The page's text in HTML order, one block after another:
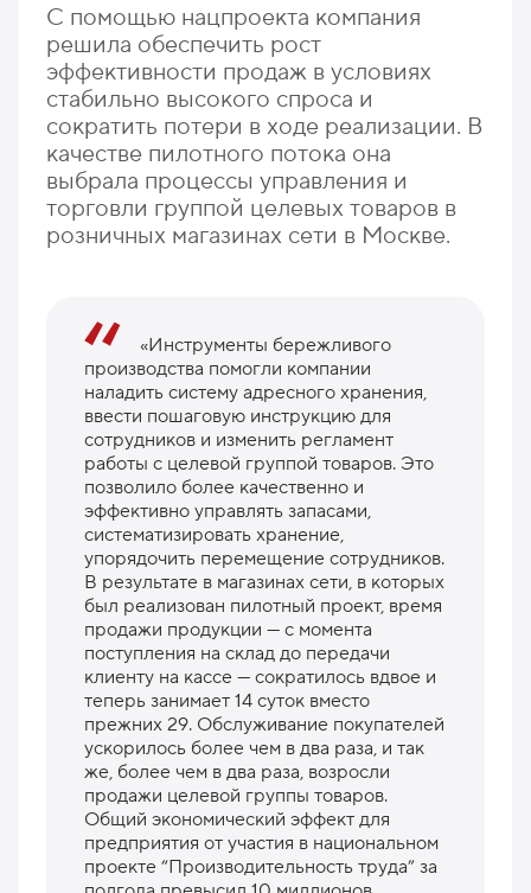
С помощью нацпроекта компания
решила обеспечить рост
эффективности продаж в условиях
стабильно высокого спроса и
сократить потери в ходе реализации. В
качестве пилотного потока она
выбрала процессы управления и
торговли группой целевых товаров в
розничных магазинах сети в Москве.
«Инструменты бережливого
производства помогли компании
наладить систему адресного хранения,
ввести пошаговую инструкцию для
сотрудников и изменить регламент
работы с целевой группой товаров. Это
позволило более качественно и
эффективно управлять запасами,
систематизировать хранение,
упорядочить перемещение сотрудников.
В результате в магазинах сети, в которых
был реализован пилотный проект, время
продажи продукции — с момента
поступления на склад до передачи
клиенту на кассе — сократилось вдвое и
теперь занимает 14 суток вместо
прежних 29. Обслуживание покупателей
ускорилось более чем в два раза, и так
же, более чем в два раза, возросли
продажи целевой группы товаров.
Общий экономический эффект для
предприятия от участия в национальном
проекте “Производительность труда” за